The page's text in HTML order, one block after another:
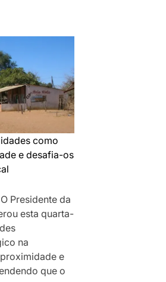
como
e desafia-os
Presidente da
esta quarta-
na
e
que o